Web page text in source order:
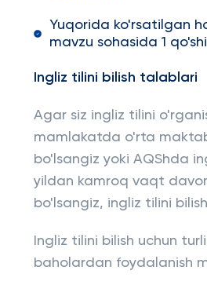
Yuqorida ko'rsatilgan
mavzu sohasida 1
Ingliz tilini bilish talablari
Agar siz ingliz tilini
mamlakatda o'rta
bo'lsangiz yoki AQShda
yildan kamroq vaqt
bo'lsangiz, ingliz tilini
Ingliz tilini bilish uchun
baholardan foydalanish